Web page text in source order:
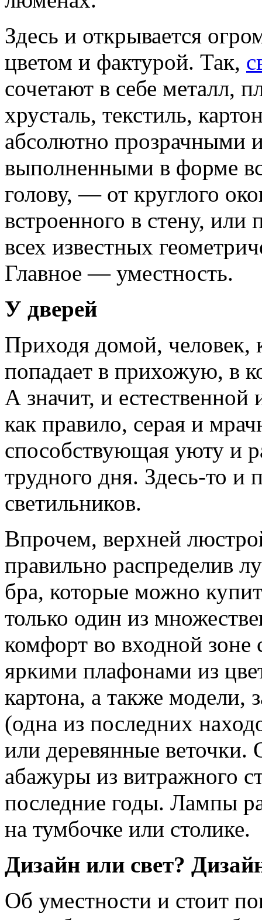
Здесь и открывается
цветом и фактурой. Так,
сочетают в себе металл,
хрусталь, текстиль,
абсолютно прозрачными
выполненными в форме
голову, — от круглого
встроенного в стену, или
всех известных
Главное — уместность.
У дверей
Приходя домой,
попадает в прихожую, в
А значит, и
как правило, серая и
способствующая уюту и
трудного дня. Здесь-то и
светильников.
Впрочем, верхней
правильно распределив
бра, которые можно
только один из
комфорт во входной зоне
яркими плафонами из
картона, а также модели,
(одна из последних
или деревянные веточки.
абажуры из витражного
последние годы. Лампы
на тумбочке или столике.
Дизайн или свет?
Об уместности и стоит